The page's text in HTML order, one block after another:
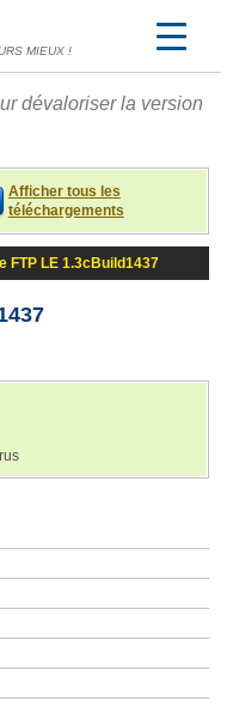
MIEUX !
dévaloriser la version
Afficher tous les
téléchargements
FTP LE 1.3cBuild1437